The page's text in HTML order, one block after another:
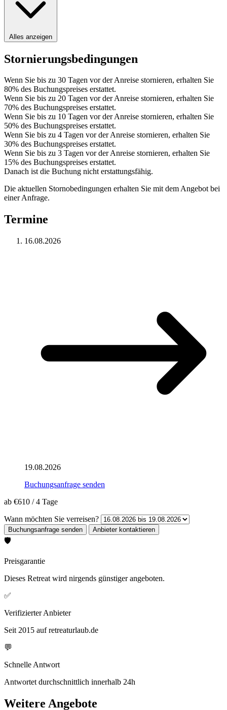
Alles anzeigen
Stornierungsbedingungen
Wenn Sie bis zu 30 Tagen vor der Anreise stornieren, erhalten Sie
80% des Buchungspreises erstattet.
Wenn Sie bis zu 20 Tagen vor der Anreise stornieren, erhalten Sie
70% des Buchungspreises erstattet.
Wenn Sie bis zu 10 Tagen vor der Anreise stornieren, erhalten Sie
50% des Buchungspreises erstattet.
Wenn Sie bis zu 4 Tagen vor der Anreise stornieren, erhalten Sie
30% des Buchungspreises erstattet.
Wenn Sie bis zu 3 Tagen vor der Anreise stornieren, erhalten Sie
15% des Buchungspreises erstattet.
Danach ist die Buchung nicht erstattungsfähig.
Die aktuellen Stornobedingungen erhalten Sie mit dem Angebot bei
einer Anfrage.
Termine
16.08.2026
19.08.2026
Buchungsanfrage senden
ab €610 /4 Tage
Wann möchten Sie verreisen?
🛡️
Preisgarantie
Dieses Retreat wird nirgends günstiger angeboten.
✅
Verifizierter Anbieter
Seit 2015 auf retreaturlaub.de
💬
Schnelle Antwort
Antwortet durchschnittlich innerhalb 24h
Weitere Angebote